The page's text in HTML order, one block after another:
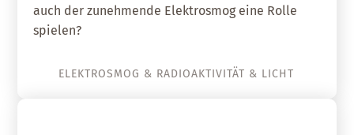
auch der zunehmende Elektrosmog eine Rolle
spielen?
ELEKTROSMOG & RADIOAKTIVITÄT & LICHT